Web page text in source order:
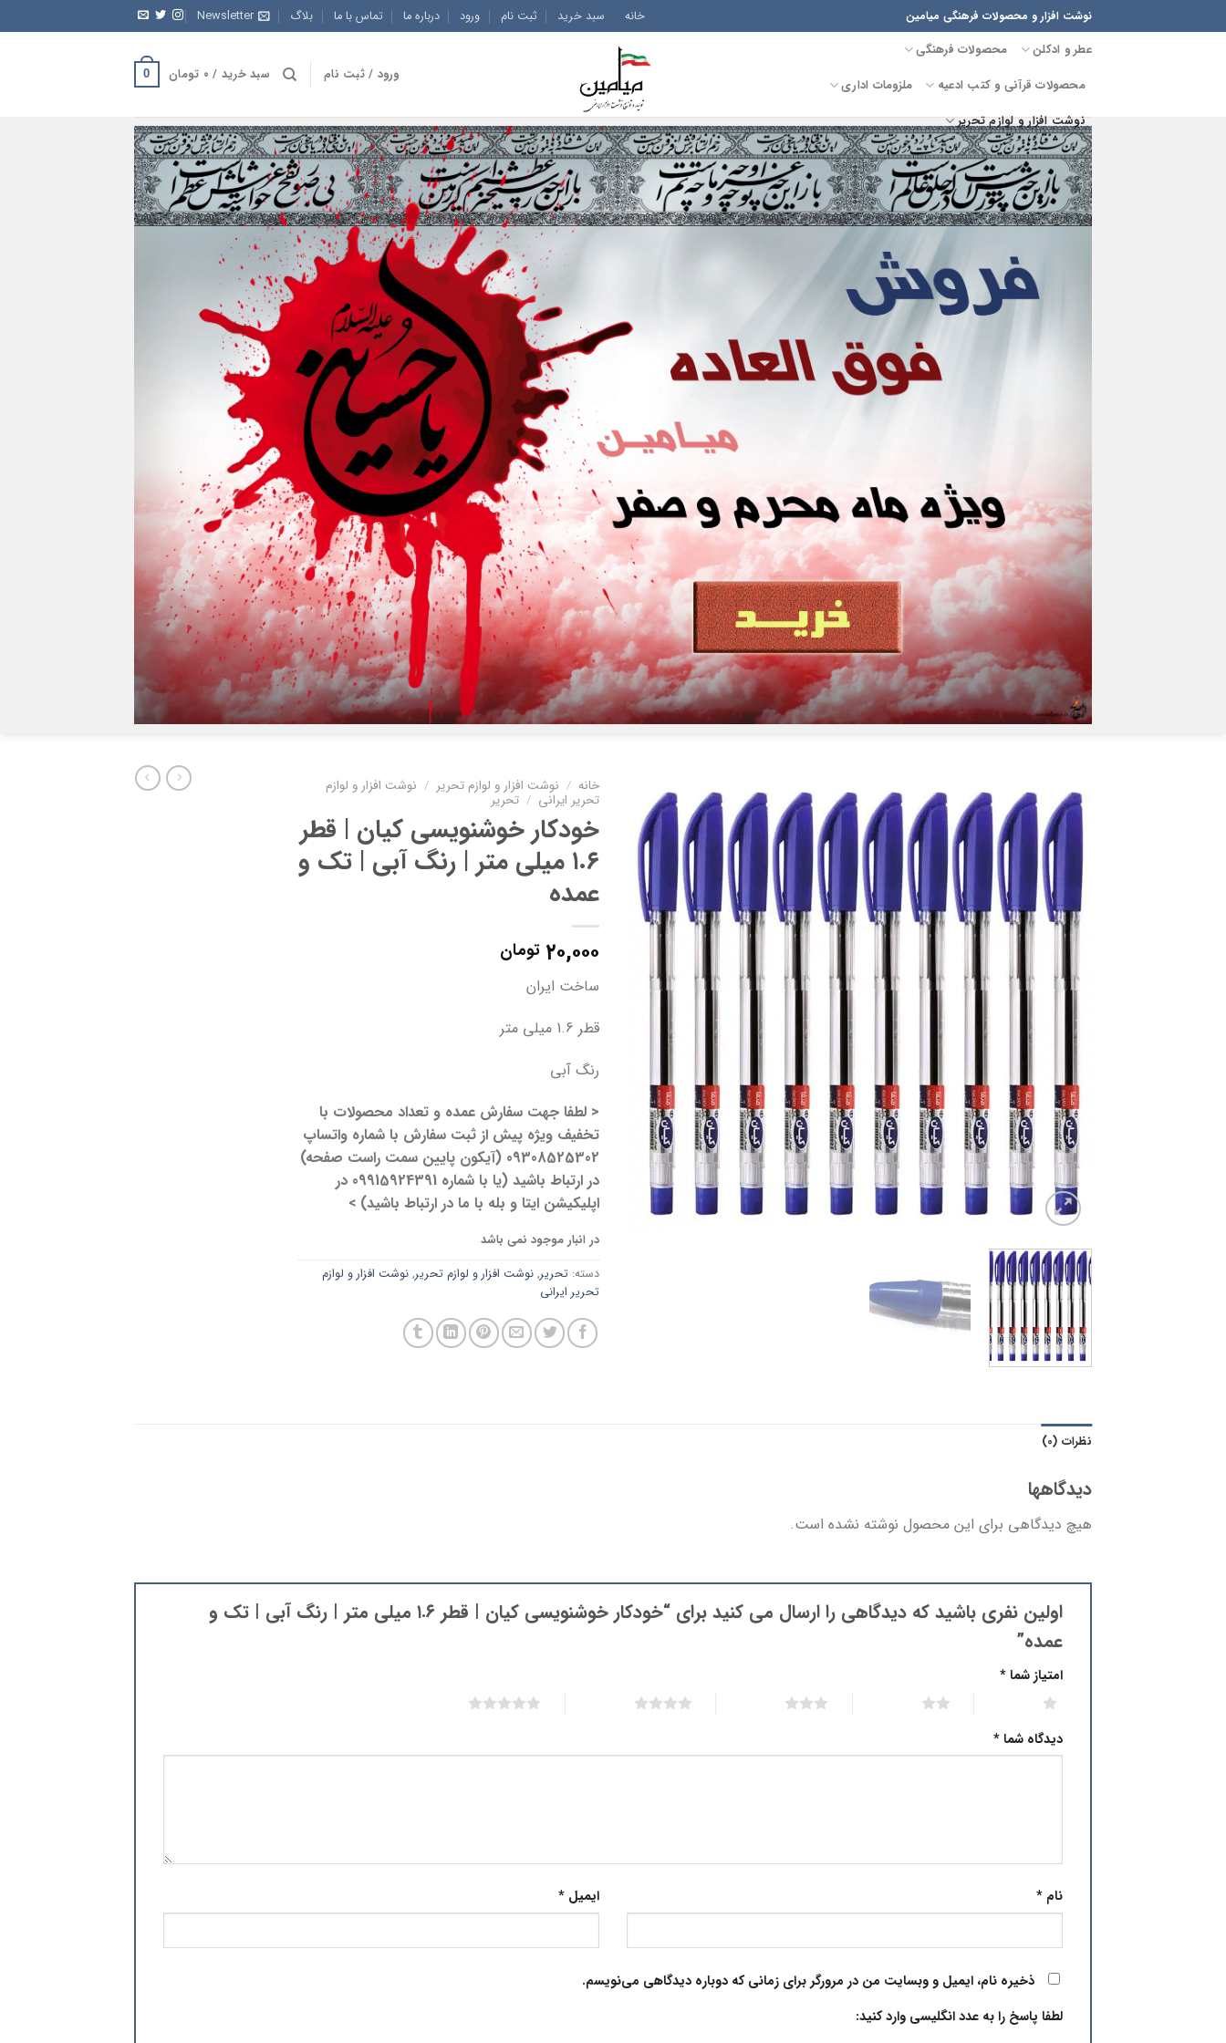
to
نوشت افزار و محصولات فرهنگی میامین خانه سبد خرید ثبت نام ورود درباره ما تماس با ما بلاگ
Newsletter
عطر و ادکلن
محصولات فرهنگی
محصولات قرآنی و کتب ادعیه
ملزومات اداری
نوشت افزار و لوازم تحریر
ورود / ثبت نام سبد خرید / ۰ تومان 0
خانه / نوشت افزار و لوازم تحریر / نوشت افزار و لوازم
تحریر ایرانی / تحریر
خودکار خوشنویسی کیان | قطر
۱.۶ میلی متر | رنگ آبی | تک و
عمده
۲۰,۰۰۰ تومان
ساخت ایران
قطر 1.6 میلی متر
رنگ آبی
< لطفا جهت سفارش عمده و تعداد محصولات با
تخفیف ویژه پیش از ثبت سفارش با شماره واتساپ
09308525302 (آیکون پایین سمت راست صفحه)
در ارتباط باشید (یا با شماره 09915924391 در
اپلیکیشن ایتا و بله با ما در ارتباط باشید) >
در انبار موجود نمی باشد
دسته: تحریر, نوشت افزار و لوازم تحریر, نوشت افزار و لوازم
تحریر ایرانی
نظرات (0)
دیدگاهها
هیچ دیدگاهی برای این محصول نوشته نشده است.
اولین نفری باشید که دیدگاهی را ارسال می کنید برای “خودکار خوشنویسی کیان | قطر ۱.۶ میلی متر | رنگ آبی | تک و
عمده”
امتیاز شما*
دیدگاه شما*
نام * ایمیل *
ذخیره نام، ایمیل و وبسایت من در مرورگر برای زمانی که دوباره دیدگاهی می‌نویسم.
لطفا پاسخ را به عدد انگلیسی وارد کنید: